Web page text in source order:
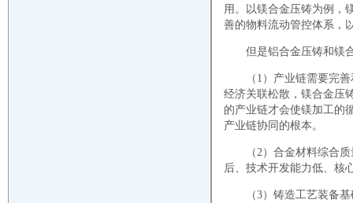
用。以镁合金压铸为例，
善的物料流动管控体系，
但是铝合金压铸和镁
（1）产业链需要完
经济关联松散，镁合金压
的产业链才会使镁加工的
产业链协同的根本。
（2）合金材料综合
后、技术开发能力低、核
（3）铸造工艺装备